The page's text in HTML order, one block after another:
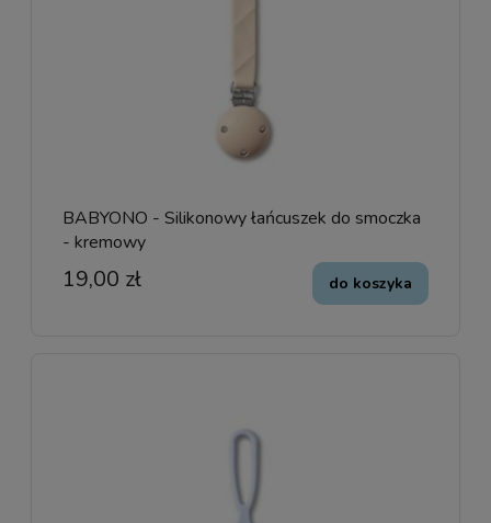
BABYONO - Silikonowy łańcuszek do smoczka
- kremowy
19,00 zł do koszyka